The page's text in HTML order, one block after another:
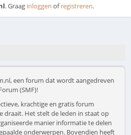
. Graag inloggen ofregistreren.
een forum dat wordt aangedreven
(SMF)!
krachtige en gratis forum
draait. Het stelt de leden in staat op
manier informatie te delen
onderwerpen. Bovendien heeft